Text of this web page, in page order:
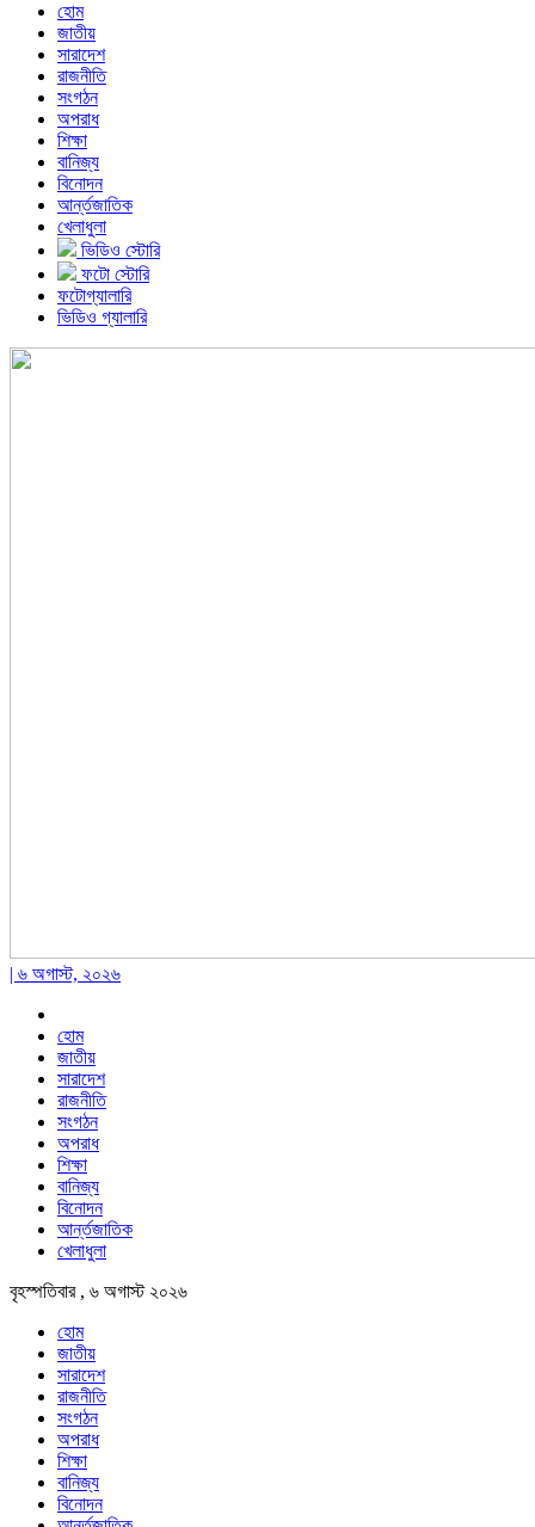
হোম
জাতীয়
সারাদেশ
রাজনীতি
সংগঠন
অপরাধ
শিক্ষা
বানিজ্য
বিনোদন
আর্ন্তজাতিক
খেলাধুলা
ভিডিও স্টোরি
ফটো স্টোরি
ফটোগ্যালারি
ভিডিও গ্যালারি
| ৬ অগাস্ট, ২০২৬
হোম
জাতীয়
সারাদেশ
রাজনীতি
সংগঠন
অপরাধ
শিক্ষা
বানিজ্য
বিনোদন
আর্ন্তজাতিক
খেলাধুলা
বৃহস্পতিবার , ৬ অগাস্ট ২০২৬
হোম
জাতীয়
সারাদেশ
রাজনীতি
সংগঠন
অপরাধ
শিক্ষা
বানিজ্য
বিনোদন